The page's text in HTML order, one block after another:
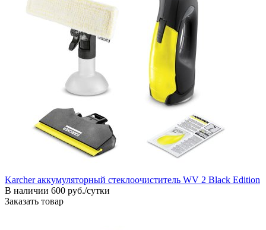
Karcher аккумуляторный стеклоочиститель WV 2 Black Edition
В наличии 600 руб./сутки
Заказать товар